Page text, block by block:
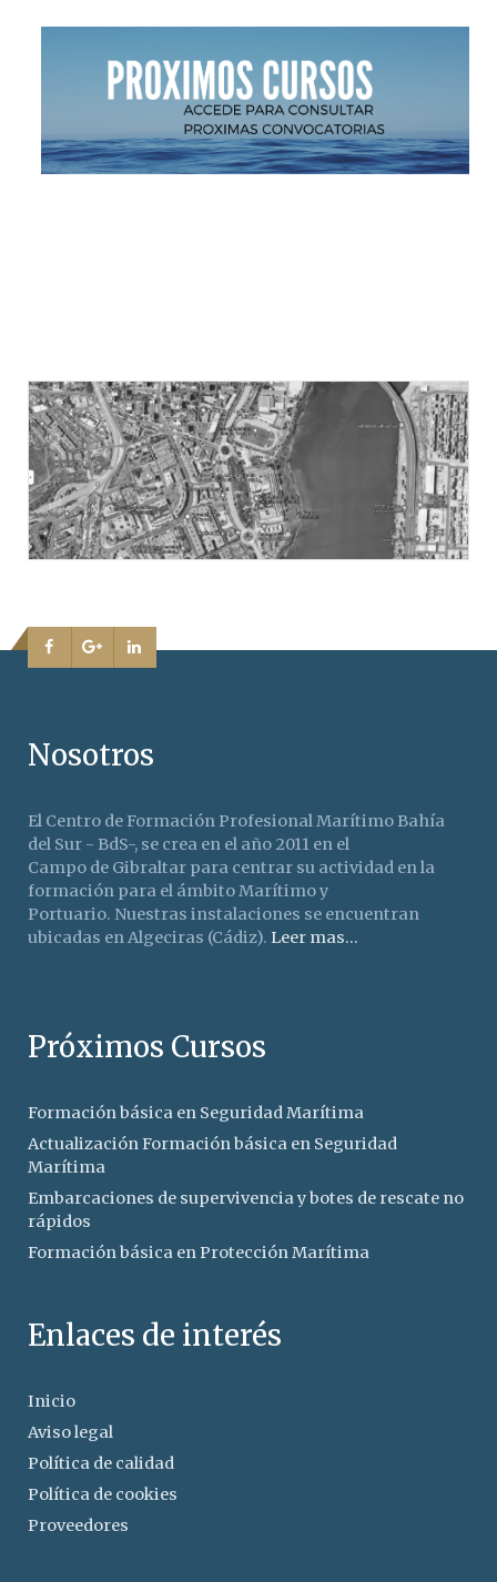
Nosotros
El Centro de Formación Profesional Marítimo Bahía
del Sur - BdS-, se crea en el año 2011 en el
Campo de Gibraltar para centrar su actividad en la
formación para el ámbito Marítimo y
Portuario. Nuestras instalaciones se encuentran
ubicadas en Algeciras (Cádiz). Leer mas...
Próximos Cursos
Formación básica en Seguridad Marítima
Actualización Formación básica en Seguridad
Marítima
Embarcaciones de supervivencia y botes de rescate no
rápidos
Formación básica en Protección Marítima
Enlaces de interés
Inicio
Aviso legal
Política de calidad
Política de cookies
Proveedores